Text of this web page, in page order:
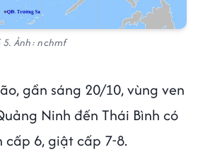
Ảnh: nchmf
gần sáng 20/10, vùng ven
Ninh đến Thái Bình có
6, giật cấp 7-8.